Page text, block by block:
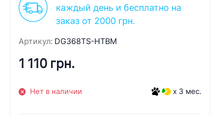
каждый день и бесплатно на
заказ от 2000 грн.
Артикул: DG368TS-HTBM
1 110 грн.
Нет в наличии x 3 мес.